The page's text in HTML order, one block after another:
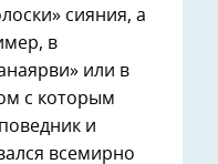
сияния, а
в
или в
с которым
и
всемирно